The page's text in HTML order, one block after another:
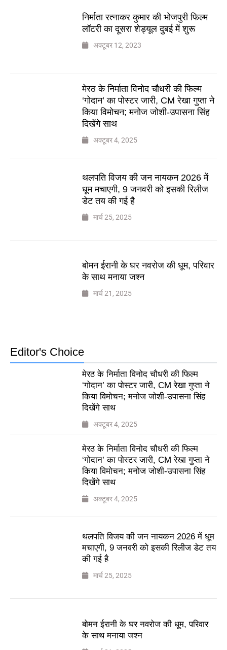
निर्माता रत्नाकर कुमार की भोजपुरी फिल्म
लॉटरी का दूसरा शेड्यूल दुबई में शुरू
अक्टूबर 12, 2023
मेरठ के निर्माता विनोद चौधरी की फिल्म
‘गोदान’ का पोस्टर जारी, CM रेखा गुप्ता ने
किया विमोचन; मनोज जोशी-उपासना सिंह
दिखेंगे साथ
अक्टूबर 4, 2025
थलपति विजय की जन नायकन 2026 में
धूम मचाएगी, 9 जनवरी को इसकी रिलीज
डेट तय की गई है
मार्च 25, 2025
बोमन ईरानी के घर नवरोज की धूम, परिवार
के साथ मनाया जश्न
मार्च 21, 2025
Editor's Choice
मेरठ के निर्माता विनोद चौधरी की फिल्म
‘गोदान’ का पोस्टर जारी, CM रेखा गुप्ता ने
किया विमोचन; मनोज जोशी-उपासना सिंह
दिखेंगे साथ
अक्टूबर 4, 2025
मेरठ के निर्माता विनोद चौधरी की फिल्म
‘गोदान’ का पोस्टर जारी, CM रेखा गुप्ता ने
किया विमोचन; मनोज जोशी-उपासना सिंह
दिखेंगे साथ
अक्टूबर 4, 2025
थलपति विजय की जन नायकन 2026 में धूम
मचाएगी, 9 जनवरी को इसकी रिलीज डेट तय
की गई है
मार्च 25, 2025
बोमन ईरानी के घर नवरोज की धूम, परिवार
के साथ मनाया जश्न